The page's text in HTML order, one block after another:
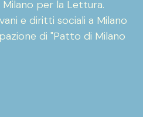
per la Lettura.
e diritti sociali a Milano
di "Patto di Milano